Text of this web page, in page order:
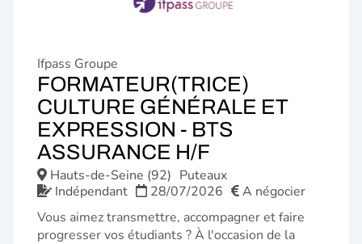
Ifpass Groupe
FORMATEUR(TRICE)
CULTURE GÉNÉRALE ET
EXPRESSION - BTS
ASSURANCE H/F
FENÊTRE)
Hauts-de-Seine (92) Puteaux
Indépendant
28/07/2026
A négocier
Vous aimez transmettre, accompagner et faire
progresser vos étudiants ? À l'occasion de la